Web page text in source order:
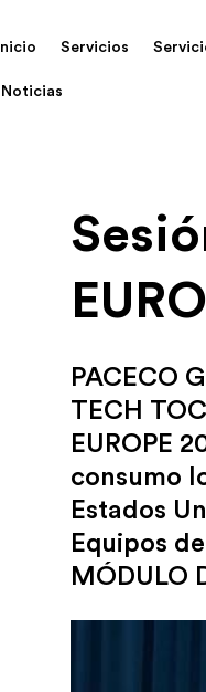
Inicio Servicios
Noticias
PACECO
TECH
EUROPE
consumo
Estados
Equipos
MÓDULO